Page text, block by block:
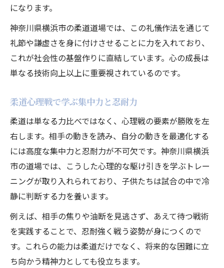
になります。
神奈川県横浜市の柔道道場では、この礼儀作法を通じて
礼節や謙虚さを身に付けさせることに力を入れており、
これが社会性の基盤作りに直結しています。心の成長は
単なる技術向上以上に重要視されているのです。
柔道心理戦で学ぶ集中力と忍耐力
柔道は単なる力比べではなく、心理戦の要素が勝敗を左
右します。相手の動きを読み、自分の動きを最適化する
には高度な集中力と忍耐力が不可欠です。神奈川県横浜
市の道場では、こうした心理的な駆け引きを学ぶトレー
ニングが取り入れられており、子供たちは試合の中で冷
静に判断する力を養います。
例えば、相手の焦りや油断を見逃さず、あえて待つ戦術
を実践することで、忍耐強く戦う姿勢が身につくので
す。これらの能力は柔道だけでなく、将来的な困難に立
ち向かう精神力としても役立ちます。